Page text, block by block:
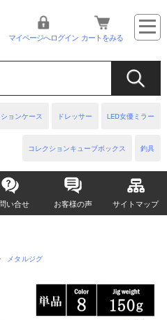
ョンケース ドレッサー LED女優ミラー
コレクションキューブボックス 釣具
マイページへログイン カートをみる
い合せ お客様の声 サイトマップ
メタルジグ